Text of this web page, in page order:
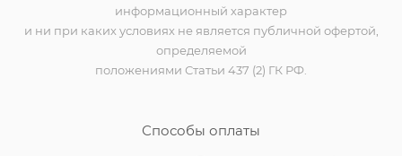
информационный характер
и ни при каких условиях не является публичной офертой,
определяемой
положениями Статьи 437 (2) ГК РФ.
Способы оплаты